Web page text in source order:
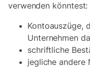
verwenden könntest:
Kontoauszüge,
Unternehmen
schriftliche
jegliche andere